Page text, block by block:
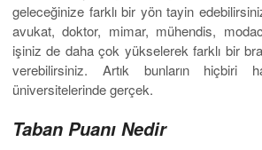
geleceğinize farklı bir yön tayin
avukat, doktor, mimar, mühendis,
işiniz de daha çok yükselerek farklı bir
verebilirsiniz. Artık bunların hiçbiri
üniversitelerinde gerçek.
Taban Puanı Nedir